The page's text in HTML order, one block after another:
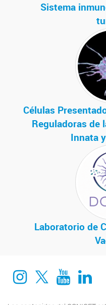
Sistema
Células
Reguladoras de
Innata
Laboratorio de
Instagram
twitterYoutube